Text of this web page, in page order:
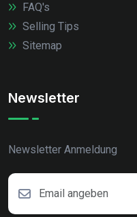
FAQ's
Selling Tips
Sitemap
Newsletter
Newsletter Anmeldung